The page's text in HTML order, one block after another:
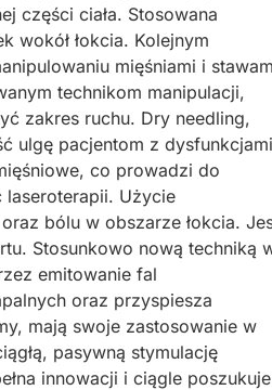
części ciała. Stosowana
wokół łokcia. Kolejnym
mięśniami i
technikom manipulacji,
zakres ruchu. Dry needling,
ulgę pacjentom z dysfunkcjami
co prowadzi do
laseroterapii. Użycie
bólu w obszarze łokcia.
Stosunkowo nową techniką
emitowanie fal
oraz przyspiesza
mają swoje zastosowanie w
pasywną stymulację
innowacji i ciągle poszukuje